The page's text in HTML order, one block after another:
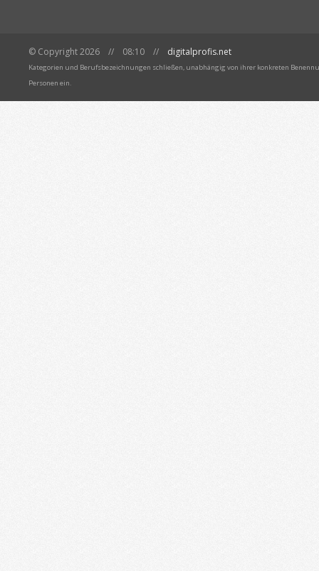
© Copyright 2026 // 08:10 // digitalprofis.net
Kategorien und Berufsbezeichnungen schließen, unabhängig von ihrer konkreten
Personen ein.